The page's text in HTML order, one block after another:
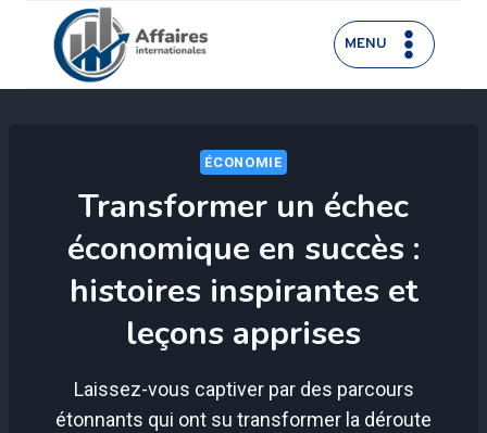
contenu
MENU
ÉCONOMIE
Transformer un échec
économique en succès :
histoires inspirantes et
leçons apprises
Laissez-vous captiver par des parcours
étonnants qui ont su transformer la déroute